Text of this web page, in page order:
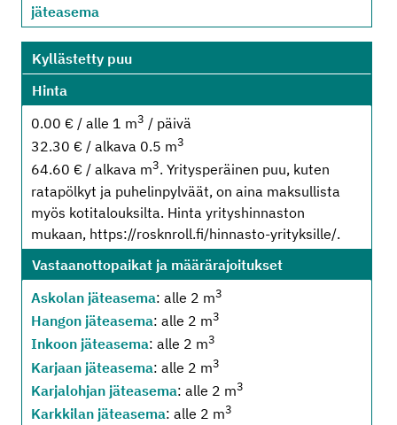
jäteasema
Kyllästetty puu
Hinta
0.00 € / alle 1 m3 / päivä
32.30 € / alkava 0.5 m3
64.60 € / alkava m3. Yritysperäinen puu, kuten
ratapölkyt ja puhelinpylväät, on aina maksullista
myös kotitalouksilta. Hinta yrityshinnaston
mukaan, https://rosknroll.fi/hinnasto-yrityksille/.
Vastaanottopaikat ja määrärajoitukset
Askolan jäteasema: alle 2 m3
Hangon jäteasema: alle 2 m3
Inkoon jäteasema: alle 2 m3
Karjaan jäteasema: alle 2 m3
Karjalohjan jäteasema: alle 2 m3
Karkkilan jäteasema: alle 2 m3